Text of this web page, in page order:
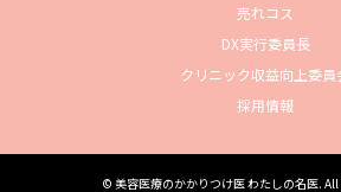
売れコス
DX実行委員長
クリニック収益向上委員
採用情報
© 美容医療のかかりつけ医 わたしの名医. All